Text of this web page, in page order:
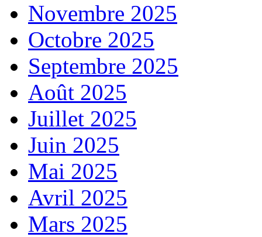
Novembre 2025
Octobre 2025
Septembre 2025
Août 2025
Juillet 2025
Juin 2025
Mai 2025
Avril 2025
Mars 2025